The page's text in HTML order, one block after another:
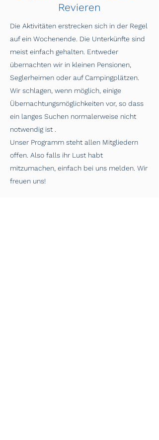
Revieren
Die Aktivitäten erstrecken sich in der Regel
auf ein Wochenende. Die Unterkünfte sind
meist einfach gehalten. Entweder
übernachten wir in kleinen Pensionen,
Seglerheimen oder auf Campingplätzen.
Wir schlagen, wenn möglich, einige
Übernachtungsmöglichkeiten vor, so dass
ein langes Suchen normalerweise nicht
notwendig ist .
Unser Programm steht allen Mitgliedern
offen. Also falls ihr Lust habt
mitzumachen, einfach bei uns melden. Wir
freuen uns!